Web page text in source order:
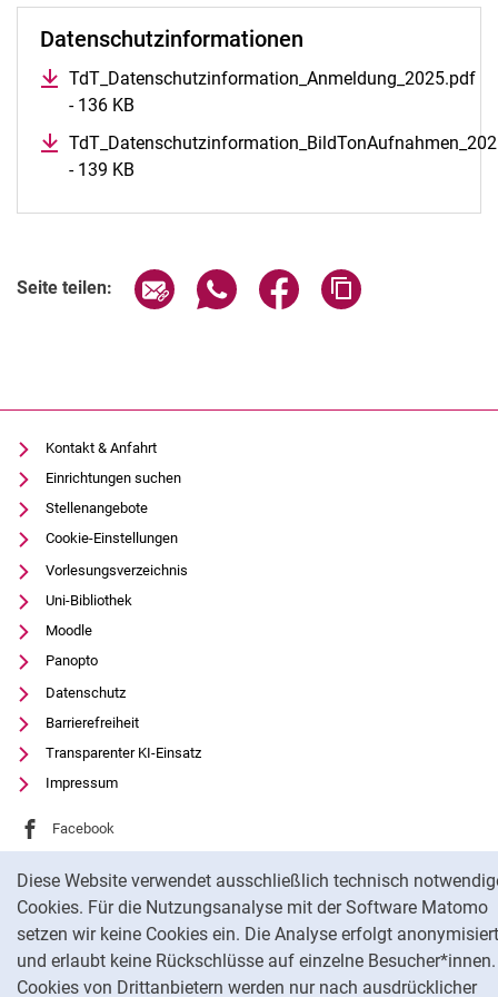
Diese Website verwendet ausschließlich technisch
Cookies. Für die Nutzungsanalyse mit der Software Matomo
setzen wir keine Cookies ein. Die Analyse erfolgt anonymisiert
und erlaubt keine Rückschlüsse auf einzelne Besucher*innen.
Cookies von Drittanbietern werden nur nach ausdrücklicher
Datenschutzinformationen
TdT_Datenschutzinformation_Anmeldung_2025.pdf
- 136 KB
- 139 KB
Seite teilen: Seite über E-Mail teilen
Seite über WhatsApp teilen
Seite über Facebook
Kontakt & Anfahrt
Einrichtungen suchen
Stellenangebote
Cookie-Einstellungen
Vorlesungsverzeichnis
Uni-Bibliothek
Moodle
Panopto
Datenschutz
Barrierefreiheit
Transparenter KI-Einsatz
Impressum
Externer Link: Universität Kassel auf
Facebook
Externer Link: Universität Kassel auf
Instagram(öffnet neues Fenster)